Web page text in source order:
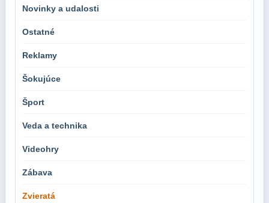
Novinky a udalosti
Ostatné
Reklamy
Šokujúce
Šport
Veda a technika
Videohry
Zábava
Zvieratá